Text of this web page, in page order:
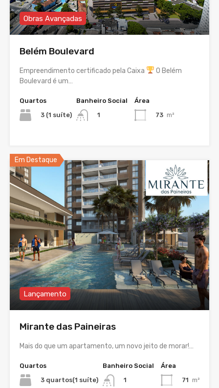
Obras Avançadas
Belém Boulevard
Empreendimento certificado pela Caixa
O Belém
Boulevard é um…
Quartos
3 (1 suíte)
Banheiro Social
1
Área
73 m²
Em Destaque
Lançamento
Mirante das Paineiras
Mais do que um apartamento, um novo jeito de morar!…
Quartos
3 quartos(1 suíte)
Banheiro Social
1
Área
71 m²